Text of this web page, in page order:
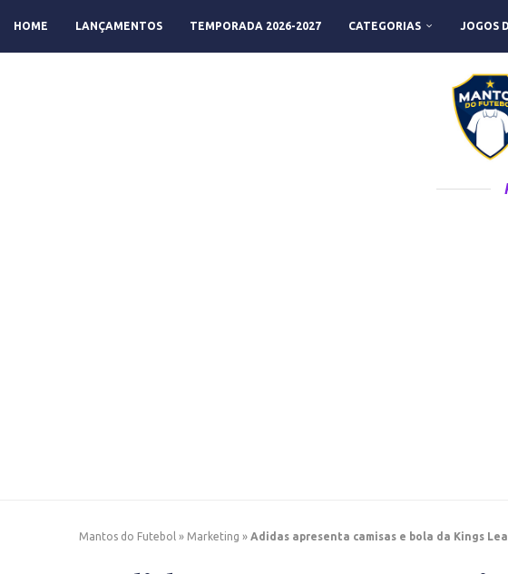
HOME LANÇAMENTOS TEMPORADA 2026-2027 CATEGORIAS JOGOS
Mantos do Futebol » Marketing » Adidas apresenta camisas e bola da Kings